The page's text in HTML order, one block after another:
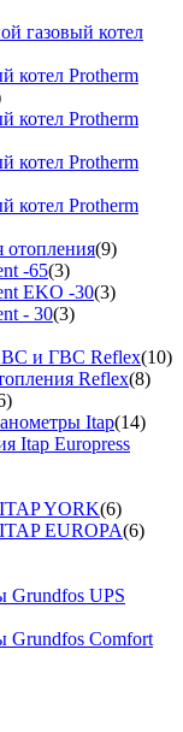
газовый котел
котел Protherm
котел Protherm
котел Protherm
котел Protherm
отопления(9)
-65(3)
EKO -30(3)
- 30(3)
и ГВС Reflex(10)
Reflex(8)
Itap(14)
Itap Europress
YORK(6)
EUROPA(6)
Grundfos UPS
Grundfos Comfort